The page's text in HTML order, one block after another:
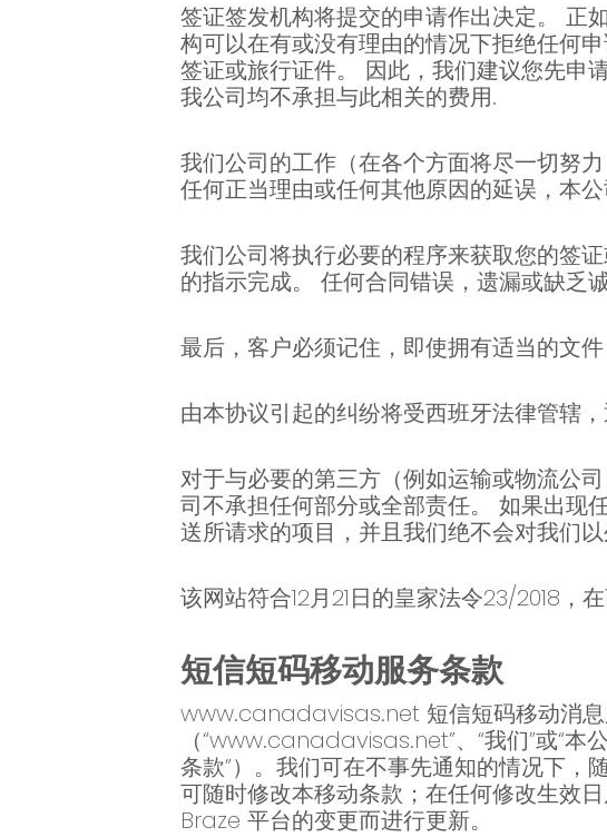
签证签发机构将提交的申请作出决定。 正
构可以在有或没有理由的情况下拒绝任何
签证或旅行证件。 因此，我们建议您先申
我公司均不承担与此相关的费用.
我们公司的工作（在各个方面将尽一切努
任何正当理由或任何其他原因的延误，本
我们公司将执行必要的程序来获取您的签
的指示完成。 任何合同错误，遗漏或缺乏
最后，客户必须记住，即使拥有适当的文
由本协议引起的纠纷将受西班牙法律管辖
对于与必要的第三方（例如运输或物流公
司不承担任何部分或全部责任。 如果出现
送所请求的项目，并且我们绝不会对我们
该网站符合12月21日的皇家法令23/2018，
短信短码移动服务条款
www.canadavisas.net 短信短码移动消
（“www.canadavisas.net”、“我们”或“
条款”）。我们可在不事先通知的情况下，
可随时修改本移动条款；在任何修改生效
Braze 平台的变更而进行更新。